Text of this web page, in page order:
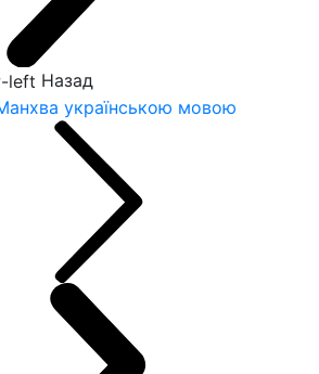
Назад
українською мовою